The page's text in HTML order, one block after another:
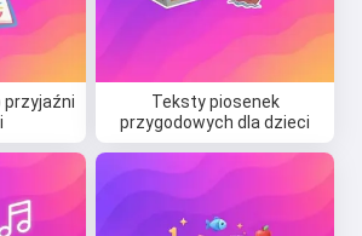
przyjaźni
Teksty piosenek
przygodowych dla dzieci
Jestem Storiko 👋
magiczne сказки na
dla Twoich dzieci 🌟